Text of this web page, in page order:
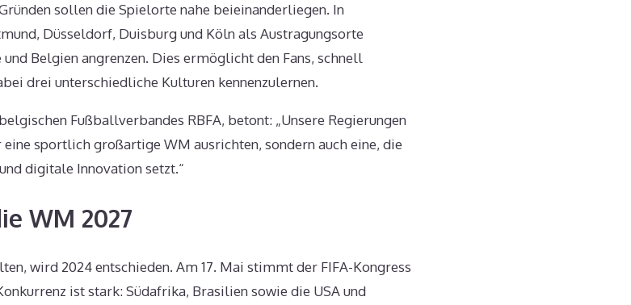
sollen die Spielorte nahe beieinanderliegen. In
Düsseldorf, Duisburg und Köln als Austragungsorte
Belgien angrenzen. Dies ermöglicht den Fans, schnell
drei unterschiedliche Kulturen kennenzulernen.
Fußballverbandes RBFA, betont: „Unsere Regierungen
sportlich großartige WM ausrichten, sondern auch eine, die
digitale Innovation setzt.“
WM 2027
wird 2024 entschieden. Am 17. Mai stimmt der FIFA-Kongress
ist stark: Südafrika, Brasilien sowie die USA und